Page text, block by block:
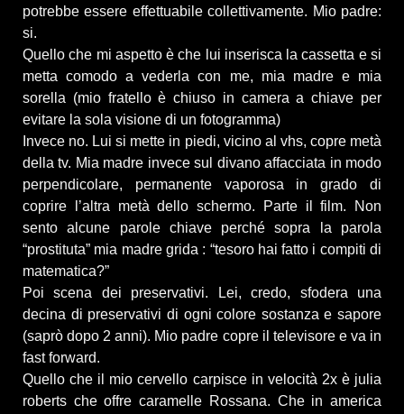
potrebbe essere effettuabile collettivamente. Mio padre:
si.
Quello che mi aspetto è che lui inserisca la cassetta e si
metta comodo a vederla con me, mia madre e mia
sorella (mio fratello è chiuso in camera a chiave per
evitare la sola visione di un fotogramma)
Invece no. Lui si mette in piedi, vicino al vhs, copre metà
della tv. Mia madre invece sul divano affacciata in modo
perpendicolare, permanente vaporosa in grado di
coprire l’altra metà dello schermo. Parte il film. Non
sento alcune parole chiave perché sopra la parola
“prostituta” mia madre grida : “tesoro hai fatto i compiti di
matematica?”
Poi scena dei preservativi. Lei, credo, sfodera una
decina di preservativi di ogni colore sostanza e sapore
(saprò dopo 2 anni). Mio padre copre il televisore e va in
fast forward.
Quello che il mio cervello carpisce in velocità 2x è julia
roberts che offre caramelle Rossana. Che in america